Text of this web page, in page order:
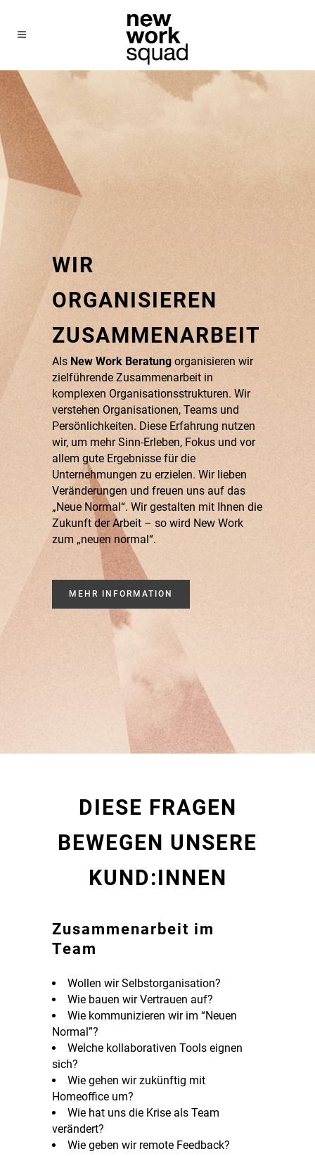
WIR
ORGANISIEREN
ZUSAMMENARBEIT
Als New Work Beratung organisieren wir
zielführende Zusammenarbeit in
komplexen Organisationsstrukturen. Wir
verstehen Organisationen, Teams und
Persönlichkeiten. Diese Erfahrung nutzen
wir, um mehr Sinn-Erleben, Fokus und vor
allem gute Ergebnisse für die
Unternehmungen zu erzielen. Wir lieben
Veränderungen und freuen uns auf das
„Neue Normal“. Wir gestalten mit Ihnen die
Zukunft der Arbeit – so wird New Work
zum „neuen normal“.
MEHR INFORMATION
DIESE FRAGEN
BEWEGEN UNSERE
KUND:INNEN
Zusammenarbeit im
Team
Wollen wir Selbstorganisation?
Wie bauen wir Vertrauen auf?
Wie kommunizieren wir im “Neuen
Normal”?
Welche kollaborativen Tools eignen
sich?
Wie gehen wir zukünftig mit
Homeoffice um?
Wie hat uns die Krise als Team
verändert?
Wie geben wir remote Feedback?